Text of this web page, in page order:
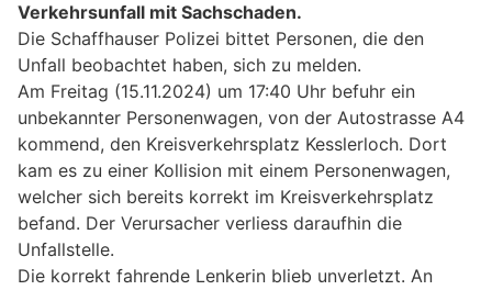
Verkehrsunfall mit Sachschaden.
Die Schaffhauser Polizei bittet Personen, die den
Unfall beobachtet haben, sich zu melden.
Am Freitag (15.11.2024) um 17:40 Uhr befuhr ein
unbekannter Personenwagen, von der Autostrasse A4
kommend, den Kreisverkehrsplatz Kesslerloch. Dort
kam es zu einer Kollision mit einem Personenwagen,
welcher sich bereits korrekt im Kreisverkehrsplatz
befand. Der Verursacher verliess daraufhin die
Unfallstelle.
Die korrekt fahrende Lenkerin blieb unverletzt. An